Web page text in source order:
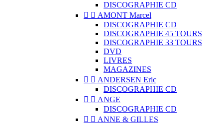
DISCOGRAPHIE CD
  AMONT Marcel
DISCOGRAPHIE CD
DISCOGRAPHIE 45 TOURS
DISCOGRAPHIE 33 TOURS
DVD
LIVRES
MAGAZINES
  ANDERSEN Eric
DISCOGRAPHIE CD
  ANGE
DISCOGRAPHIE CD
  ANNE & GILLES